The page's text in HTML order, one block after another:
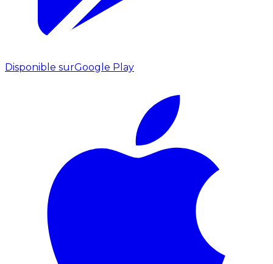
Disponible surGoogle Play